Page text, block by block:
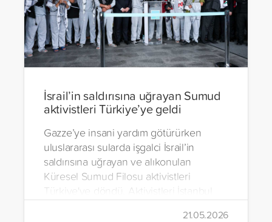
İsrail’in saldırısına uğrayan Sumud
aktivistleri Türkiye’ye geldi
Gazze’ye insani yardım götürürken
uluslararası sularda işgalci İsrail’in
saldırısına uğrayan ve alıkonulan
Küresel Sumud Filosu aktivistleri
Türkiye'ye döndü. Aktivistleri İstanbul
Havalimanı’nda binlerce kişi karşıladı.
21.05.2026